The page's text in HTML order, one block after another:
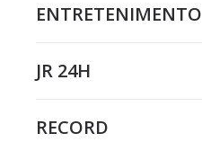
ENTRETENIMENTO
JR 24H
RECORD